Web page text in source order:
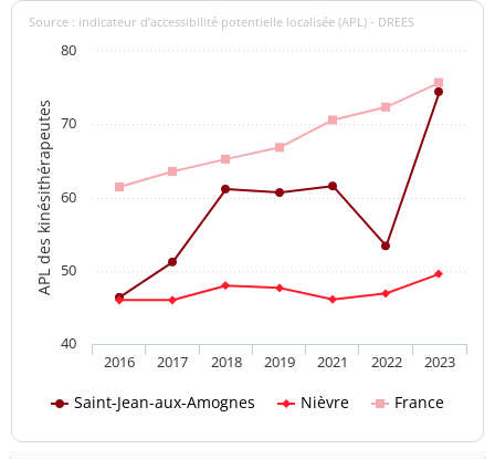
APL des kinésithérapeutes
Source : indicateur d’accessibilité potentielle localisée (APL) - DREES
Saint-Jean-aux-Amognes Nièvre France
2016 2017 2018 2019 2021 2022 2023
40
50
60
70
80